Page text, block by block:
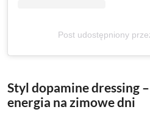
Post udostępniony
Styl dopamine dressing
energia na zimowe dni